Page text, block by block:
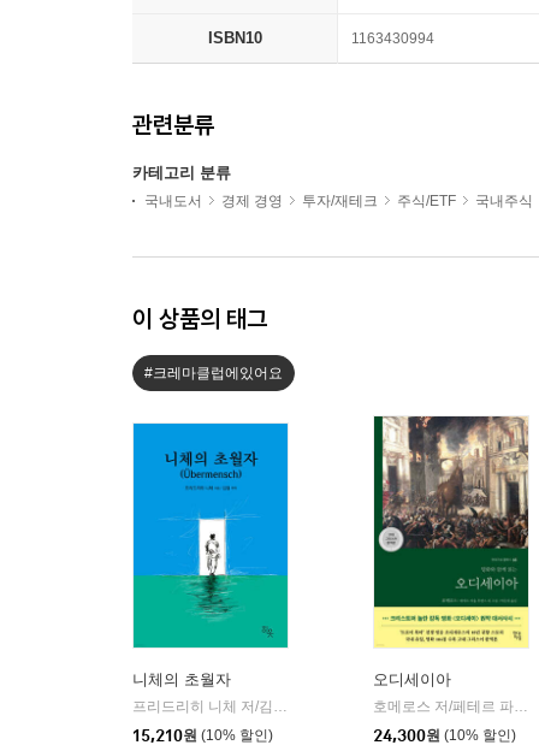
ISBN10 1163430994
관련분류
카테고리 분류
국내도서 경제 경영 투자/재테크 주식/ETF 국내주식
이 상품의 태그
#크레마클럽에있어요
니체의 초월자
프리드리히 니체 저/김철 편역
15,210원 (10% 할인)
오디세이아
호메로스 저/페테르 파울 루벤스 그림/박문재 역
24,300원 (10% 할인)